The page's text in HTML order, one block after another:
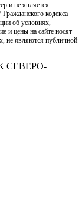
и не является
кодекса
об условиях,
и цены на сайте носят
не являются публичной
СЕВЕРО-